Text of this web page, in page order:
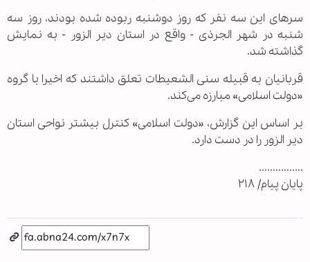
سرهای این سه نفر که روز دوشنبه ربوده شده بودند، روز سه
شنبه در شهر الجرذی - واقع در استان دیر الزور - به نمایش
گذاشته شد.
قربانیان به قبیله سنی الشعیطات تعلق داشتند که اخیرا با گروه
«دولت اسلامی» مبارزه می‌کند.
بر اساس این گزارش، «دولت اسلامی» کنترل بیشتر نواحی استان
دیر الزور را در دست دارد.
................
پایان پیام/ ۲۱۸